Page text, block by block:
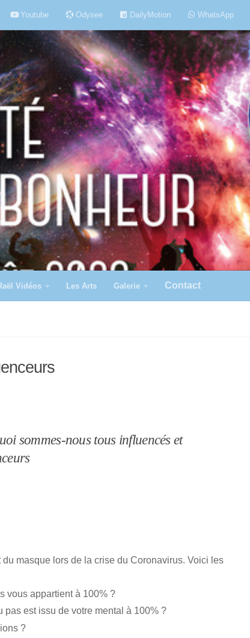
Youtube Odysee DailyMotion WhatsApp
Vidéos Les Arts Galerie Contact
sommes-nous tous influencés et
masque lors de la crise du Coronavirus. Voici les
vous appartient à 100% ?
pas est issu de votre mental à 100% ?
?